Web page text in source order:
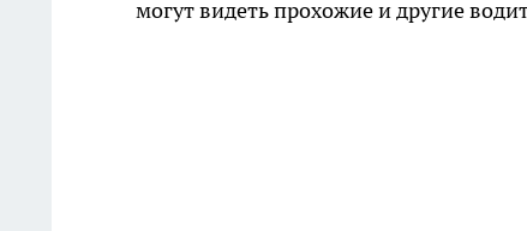
могут видеть прохожие и другие